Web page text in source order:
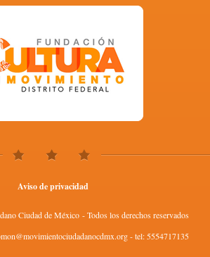
Aviso de privacidad
Ciudad de México - Todos los derechos reservados
- tel: 5554717135